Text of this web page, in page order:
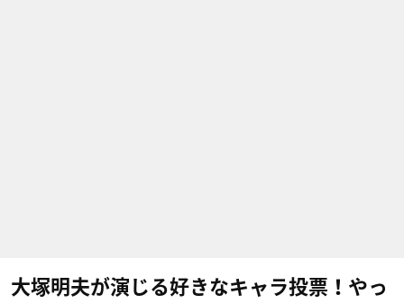
大塚明夫が演じる好きなキャラ投票！やっ